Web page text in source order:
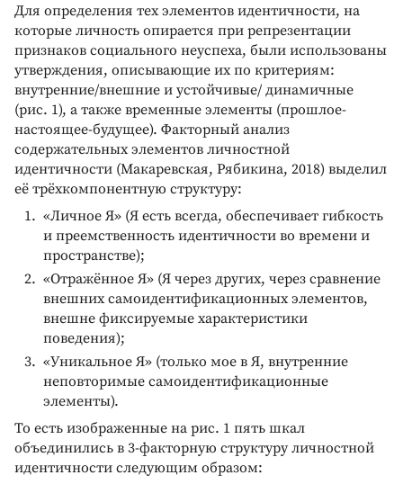
Для определения тех элементов идентичности, на
которые личность опирается при репрезентации
признаков социального неуспеха, были использованы
утверждения, описывающие их по критериям:
внутренние/внешние и устойчивые/ динамичные
(рис. 1), а также временные элементы (прошлое-
настоящее-будущее). Факторный анализ
содержательных элементов личностной
идентичности (Макаревская, Рябикина, 2018) выделил
её трёхкомпонентную структуру:
«Личное Я» (Я есть всегда, обеспечивает гибкость
и преемственность идентичности во времени и
пространстве);
«Отражённое Я» (Я через других, через сравнение
внешних самоидентификационных элементов,
внешне фиксируемые характеристики
поведения);
«Уникальное Я» (только мое в Я, внутренние
неповторимые самоидентификационные
элементы).
То есть изображенные на рис. 1 пять шкал
объединились в 3-факторную структуру личностной
идентичности следующим образом: